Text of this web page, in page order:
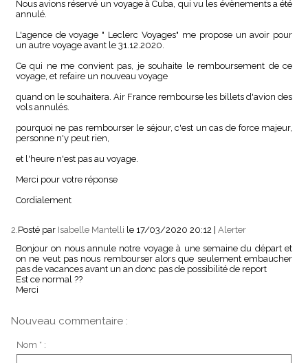
Nous avions réservé un voyage à Cuba, qui vu les évènements a été
annulé.
L'agence de voyage " Leclerc Voyages" me propose un avoir pour
un autre voyage avant le 31.12.2020.
Ce qui ne me convient pas, je souhaite le remboursement de ce
voyage, et refaire un nouveau voyage
quand on le souhaitera. Air France rembourse les billets d'avion des
vols annulés.
pourquoi ne pas rembourser le séjour, c'est un cas de force majeur,
personne n'y peut rien,
et l'heure n'est pas au voyage.
Merci pour votre réponse
Cordialement
2.Posté par Isabelle Mantelli le 17/03/2020 20:12
Alerter
Bonjour on nous annule notre voyage à une semaine du départ et
on ne veut pas nous rembourser alors que seulement embaucher
pas de vacances avant un an donc pas de possibilité de report
Est ce normal ??
Merci
Nouveau commentaire :
Nom * :